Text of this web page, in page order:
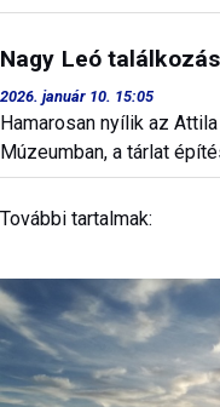
Nagy Leó
2026. január 10. 15:05
Hamarosan nyílik az
Múzeumban, a tárlat
További tartalmak: